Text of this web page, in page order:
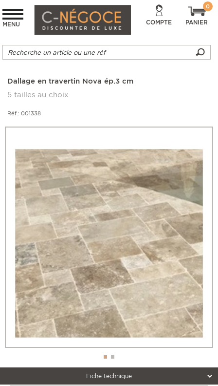
MENU COMPTE PANIER
0
Dallage en travertin Nova ép.3 cm
5 tailles au choix
Réf.: 001338
Fiche technique